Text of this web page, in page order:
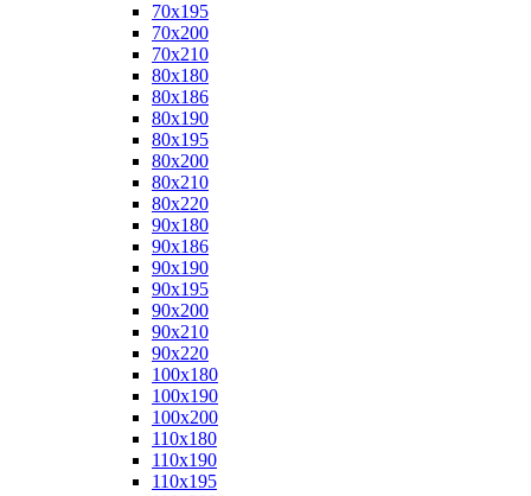
70x195
70x200
70x210
80x180
80x186
80x190
80x195
80x200
80x210
80x220
90x180
90x186
90x190
90x195
90x200
90x210
90x220
100x180
100x190
100x200
110x180
110x190
110x195